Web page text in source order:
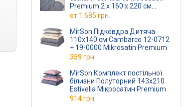
Premium 2 x 160 x 220 см
(12-0712 + 19-0000)
от 1 685 грн.
MirSon Підковдра Дитяча
110х140 см Cambarco 12-0712
+ 19-0000 Mikrosatin Premium
359 грн.
MirSon Комплект постільної
білизни Полуторний 143х210
Estivella Мікросатин Premium
914 грн.